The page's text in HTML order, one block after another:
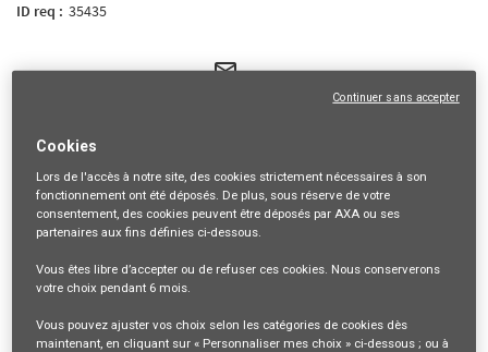
35435
mail_outline
Recevez les futures offres correspondant à cette recherche
Description du poste
VOTRE RÔLE ET VOS MISSIONS
Venez nous rejoindre dans une équipe au cœur du service au client !
Cookies
Lors de l'accès à notre site, des cookies strictement nécessaires à son
fonctionnement ont été déposés. De plus, sous réserve de votre
consentement, des cookies peuvent être déposés par AXA ou ses
partenaires aux fins définies ci-dessous.
Vous êtes libre d’accepter ou de refuser ces cookies. Nous conserverons
votre choix pendant 6 mois
Vous pouvez ajuster vos choix selon les catégories de cookies dès
maintenant, en cliquant sur « Personnaliser mes choix » ci-dessous ; ou à
Continuer sans accepter